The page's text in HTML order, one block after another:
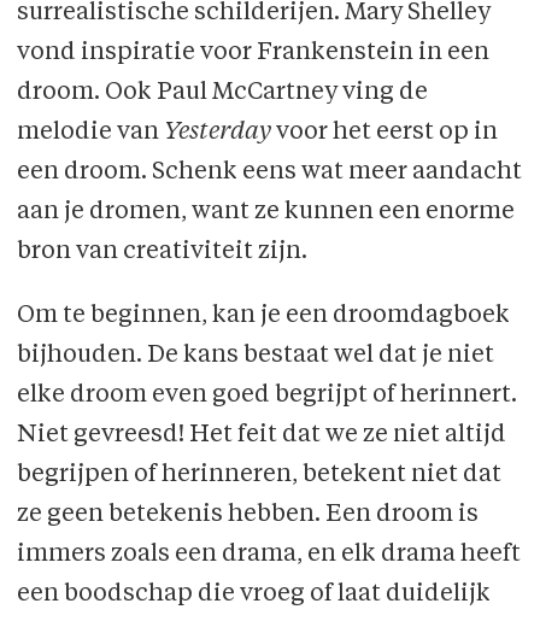
surrealistische schilderijen. Mary Shelley
vond inspiratie voor Frankenstein in een
droom. Ook Paul McCartney ving de
melodie van Yesterdayvoor het eerst op in
een droom. Schenk eens wat meer aandacht
aan je dromen, want ze kunnen een enorme
bron van creativiteit zijn.
Om te beginnen, kan je een droomdagboek
bijhouden. De kans bestaat wel dat je niet
elke droom even goed begrijpt of herinnert.
Niet gevreesd! Het feit dat we ze niet altijd
begrijpen of herinneren, betekent niet dat
ze geen betekenis hebben. Een droom is
immers zoals een drama, en elk drama heeft
een boodschap die vroeg of laat duidelijk